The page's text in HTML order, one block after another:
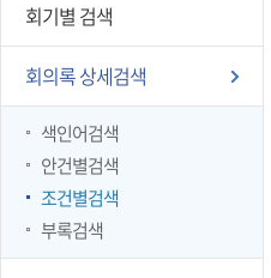
회기별 검색
회의록 상세검색
색인어검색
안건별검색
조건별검색
부록검색